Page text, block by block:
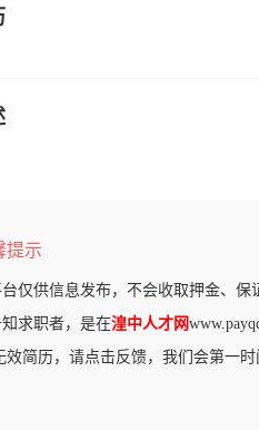
提示
仅供信息发布，不会收取押金、保
求职者，是在湟中人才网
效简历，请点击反馈，我们会第一时